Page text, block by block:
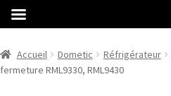
Accueil Dometic Réfrigérateur
fermeture RML9330, RML9430